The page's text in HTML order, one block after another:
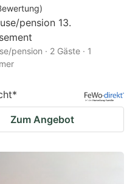
)
pension 13.
pension · 2 Gäste · 1
*
Zum Angebot